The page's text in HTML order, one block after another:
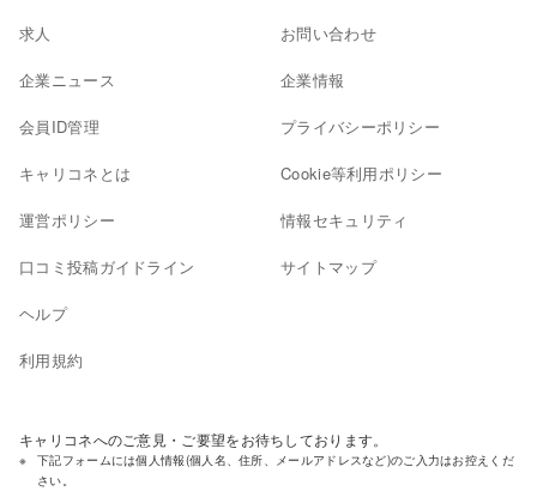
求人
企業ニュース
会員ID管理
キャリコネとは
運営ポリシー
口コミ投稿ガイドライン
ヘルプ
利用規約
お問い合わせ
企業情報
プライバシーポリシー
Cookie等利用ポリシー
情報セキュリティ
サイトマップ
キャリコネへのご意見・ご要望をお待ちしております。
下記フォームには個人情報(個人名、住所、メールアドレスなど)のご入力はお控えくだ
さい。